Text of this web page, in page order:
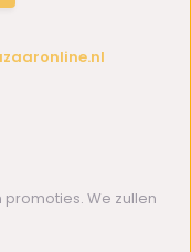
We zullen